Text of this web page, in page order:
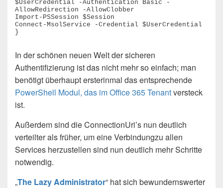
$UserCredential -Authentication Basic -
AllowRedirection -AllowClobber
Import-PSSession $Session
Connect-MsolService -Credential $UserCredential
}
In der schönen neuen Welt der sicheren
Authentifizierung ist das nicht mehr so einfach; man
benötigt überhaupt ersterinmal das entsprechende
PowerShell Modul, das im Office 365 Tenantversteck
ist.
Außerdem sind die ConnectionUri’s nun deutlich
verteilter als früher, um eine Verbindungzu allen
Services herzustellen sind nun deutlich mehr Schritte
notwendig.
„The Lazy Administrator“ hat sich bewundernswerter